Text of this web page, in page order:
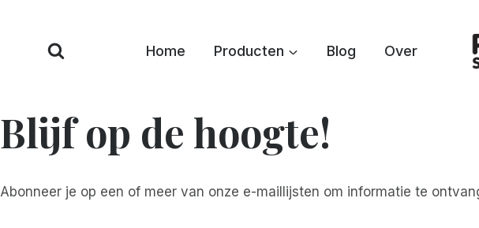
Home Producten Blog Over
Blijf op de hoogte!
Abonneer je op een of meer van onze e-maillijsten om informatie te